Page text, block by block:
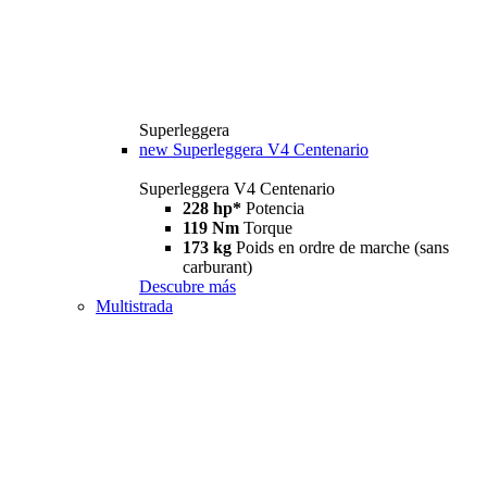
Superleggera
new Superleggera V4 Centenario
Superleggera V4 Centenario
228 hp* Potencia
119 Nm Torque
173 kg Poids en ordre de marche (sans
carburant)
Descubre más
Multistrada